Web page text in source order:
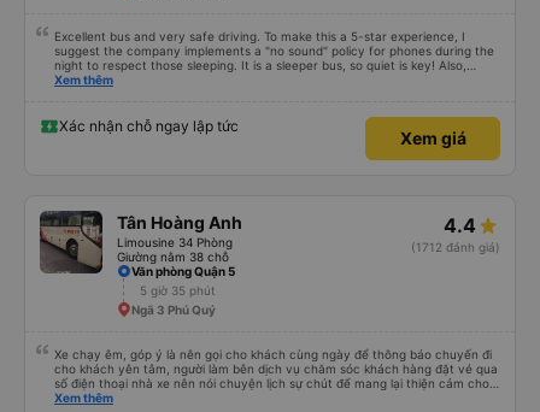
Excellent bus and very safe driving. To make this a 5-star experience, I
suggest the company implements a "no sound" policy for phones during the
night to respect those sleeping. It is a sleeper bus, so quiet is key! Also,
please display the Wi-Fi password clearly inside the cabin for convenience. I
quy định rõ ràng về việc giữ im lặng (tắt âm thanh điện thoại) vào ban đêm
để tránh làm phiền hành khách khác ngủ. Ngoài ra, nhà xe nên dán sẵn mật
khẩu Wi-Fi trong xe để hành khách dễ dàng sử dụng. Tôi vẫn sẽ tiếp tục ủng
Xem thêm
Xác nhận chỗ ngay lập tức
Xem giá
Tân Hoàng Anh
Limousine 34 Phòng
Giường nằm 38 chỗ
4.4
(1712 đánh giá)
Văn phòng Quận 5
5 giờ 35 phút
Ngã 3 Phú Quý
Xe chạy êm, góp ý là nên gọi cho khách cùng ngày để thông báo chuyến đi
cho khách yên tâm, người làm bên dịch vụ chăm sóc khách hàng đặt vé qua
số điện thoại nhà xe nên nói chuyện lịch sự chút để mang lại thiện cảm cho
khách hàng
Xem thêm